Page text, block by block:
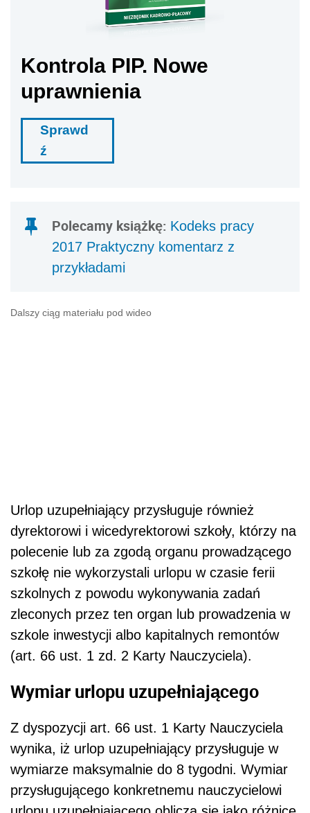
2017 Praktyczny komentarz z
przykładami
Dalszy ciąg materiału pod wideo
Urlop uzupełniający przysługuje również
Wymiar urlopu uzupełniającego
Z dyspozycji art. 66 ust. 1 Karty Nauczyciela
wynika, iż urlop uzupełniający przysługuje w
wymiarze maksymalnie do 8 tygodni. Wymiar
przysługującego konkretnemu nauczycielowi
urlopu uzupełniającego oblicza się jako różnicę
pomiędzy 8 tygodniami a okresem
wykorzystanego urlopu.
Kiedy następuje ustalenie prawa do
urlopu uzupełniającego?
Prawo do urlopu uzupełniającego może zostać
ustalone dopiero po zakończeniu w danym
roku szkolnym ferii zimowych i letnich, tj. po 31